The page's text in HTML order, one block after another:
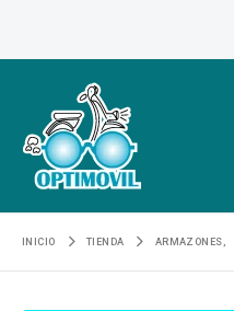
INICIO TIENDA ARMAZONES